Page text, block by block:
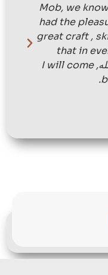
Mob, we
had the
great craft ,
that in
"Venita". Be sure, ان شاء الله, I will come